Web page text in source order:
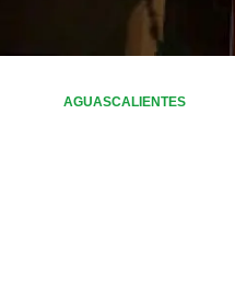
AGUASCALIENTES